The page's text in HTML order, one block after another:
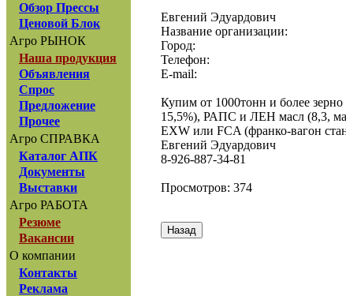
Обзор Прессы
Ценовой Блок
Агро РЫНОК
Наша продукция
Объявления
Спрос
Предложение
Прочее
Агро СПРАВКА
Каталог АПК
Документы
Выставки
Агро РАБОТА
Резюме
Вакансии
О компании
Контакты
Реклама
Евгений Эдуардович
Название организации:
Город:
Телефон:
E-mail:
Купим от 1000тонн и более
15,5%), РАПС и ЛЕН масл (8,3,
EXW или FCA (франко-вагон
Евгений Эдуардович
8-926-887-34-81
Просмотров: 374